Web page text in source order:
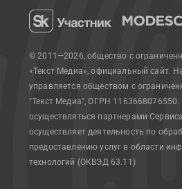
© 2011—2026, общество с
«Текст Медиа», официальный сайт.
управляется обществом с
"Текст Медиа", ОГРН
осуществляться партнерами
осуществляет деятельность по
предоставлению услуг в области
технологий (ОКВЭД 63.11)